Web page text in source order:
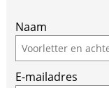
Naam
E-mailadres